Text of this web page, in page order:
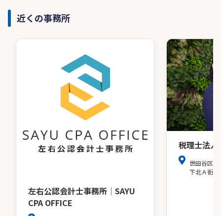
近くの事務所
左右公認会計士事務所│SAYU
CPA OFFICE
税理士法人
世田谷区
下北Ａ街区